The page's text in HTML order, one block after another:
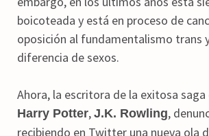
boicoteada y está en proceso de
oposición al fundamentalismo trans
diferencia de sexos.
Ahora, la escritora de la exitosa
Harry Potter, J.K. Rowling,
recibiendo en Twitter una nueva ola